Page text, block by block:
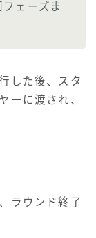
ェーズま
した後、スタ
ーに渡され、
ラウンド終了